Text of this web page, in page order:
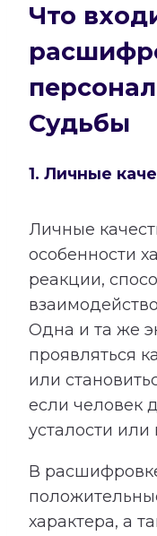
Что
Судьбы
1. Личные
Личные
особенности
реакции,
Одна и та же
проявляться
или
если человек
усталости или
В
характера, а